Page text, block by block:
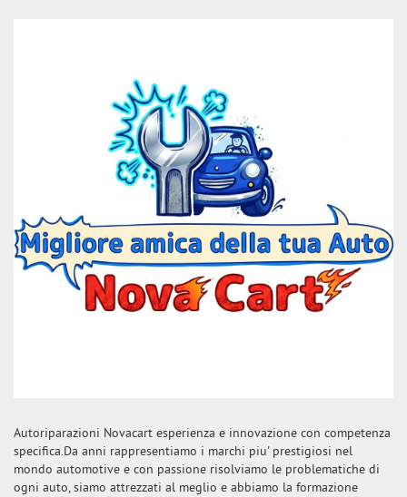
Autoriparazioni Novacart esperienza e innovazione con competenza
specifica.Da anni rappresentiamo i marchi piu' prestigiosi nel
mondo automotive e con passione risolviamo le problematiche di
ogni auto, siamo attrezzati al meglio e abbiamo la formazione